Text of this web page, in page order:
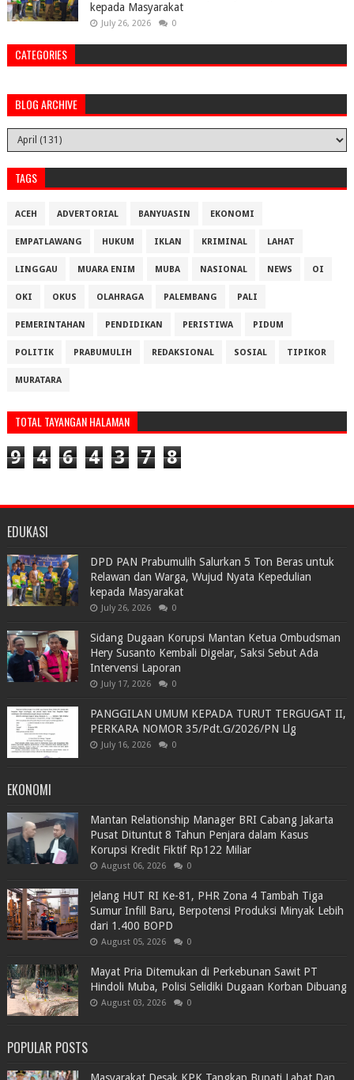
kepada Masyarakat
July 26, 2026 0
CATEGORIES
BLOG ARCHIVE
TAGS
ACEH ADVERTORIAL BANYUASIN EKONOMI
EMPATLAWANG HUKUM IKLAN KRIMINAL LAHAT
LINGGAU MUARA ENIM MUBA NASIONAL NEWS OI
OKI OKUS OLAHRAGA PALEMBANG PALI
PEMERINTAHAN PENDIDIKAN PERISTIWA PIDUM
POLITIK PRABUMULIH REDAKSIONAL SOSIAL TIPIKOR
MURATARA
TOTAL TAYANGAN HALAMAN
9 4 6 4 3 7 8
EDUKASI
DPD PAN Prabumulih Salurkan 5 Ton Beras untuk
Relawan dan Warga, Wujud Nyata Kepedulian
kepada Masyarakat
July 26, 2026 0
Sidang Dugaan Korupsi Mantan Ketua Ombudsman
Hery Susanto Kembali Digelar, Saksi Sebut Ada
Intervensi Laporan
July 17, 2026 0
PANGGILAN UMUM KEPADA TURUT TERGUGAT II,
PERKARA NOMOR 35/Pdt.G/2026/PN Llg
July 16, 2026 0
EKONOMI
Mantan Relationship Manager BRI Cabang Jakarta
Pusat Dituntut 8 Tahun Penjara dalam Kasus
Korupsi Kredit Fiktif Rp122 Miliar
August 06, 2026 0
Jelang HUT RI Ke-81, PHR Zona 4 Tambah Tiga
Sumur Infill Baru, Berpotensi Produksi Minyak Lebih
dari 1.400 BOPD
August 05, 2026 0
Mayat Pria Ditemukan di Perkebunan Sawit PT
Hindoli Muba, Polisi Selidiki Dugaan Korban Dibuang
August 03, 2026 0
POPULAR POSTS